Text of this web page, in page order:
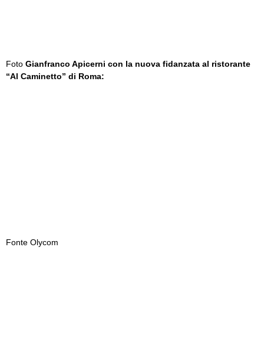
Foto Gianfranco Apicerni con la nuova fidanzata al ristorante
“Al Caminetto” di Roma:
Fonte Olycom